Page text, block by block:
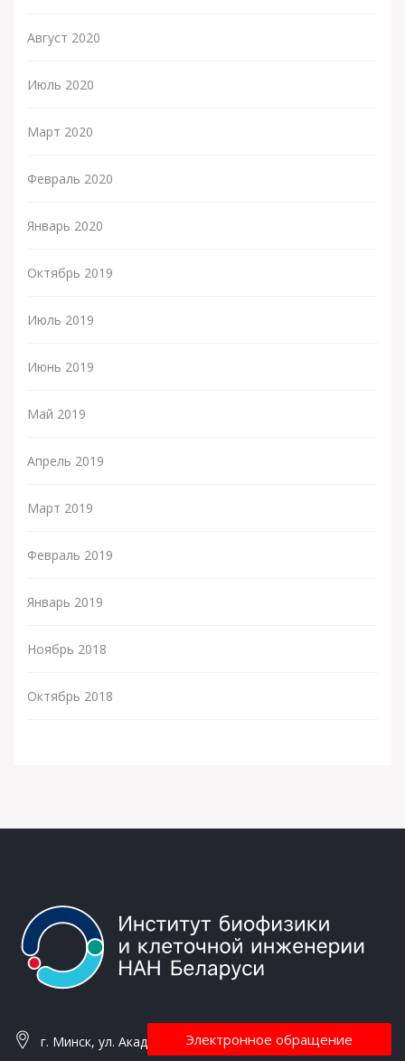
Август 2020
Июль 2020
Март 2020
Февраль 2020
Январь 2020
Октябрь 2019
Июль 2019
Июнь 2019
Май 2019
Апрель 2019
Март 2019
Февраль 2019
Январь 2019
Ноябрь 2018
Октябрь 2018
г. Минск, ул. Академическая, 27Электронное обращение